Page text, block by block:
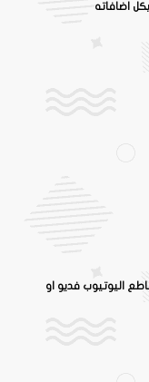
اليوتيوب فديو او